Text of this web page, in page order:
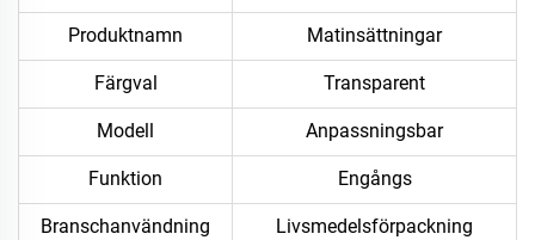
Produktnamn Matinsättningar
Färgval Transparent
Modell Anpassningsbar
Funktion Engångs
Branschanvändning Livsmedelsförpackning